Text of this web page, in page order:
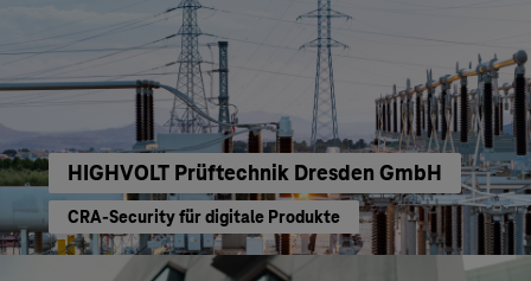
HIGHVOLT Prüftechnik Dresden GmbH
CRA-Security für digitale Produkte